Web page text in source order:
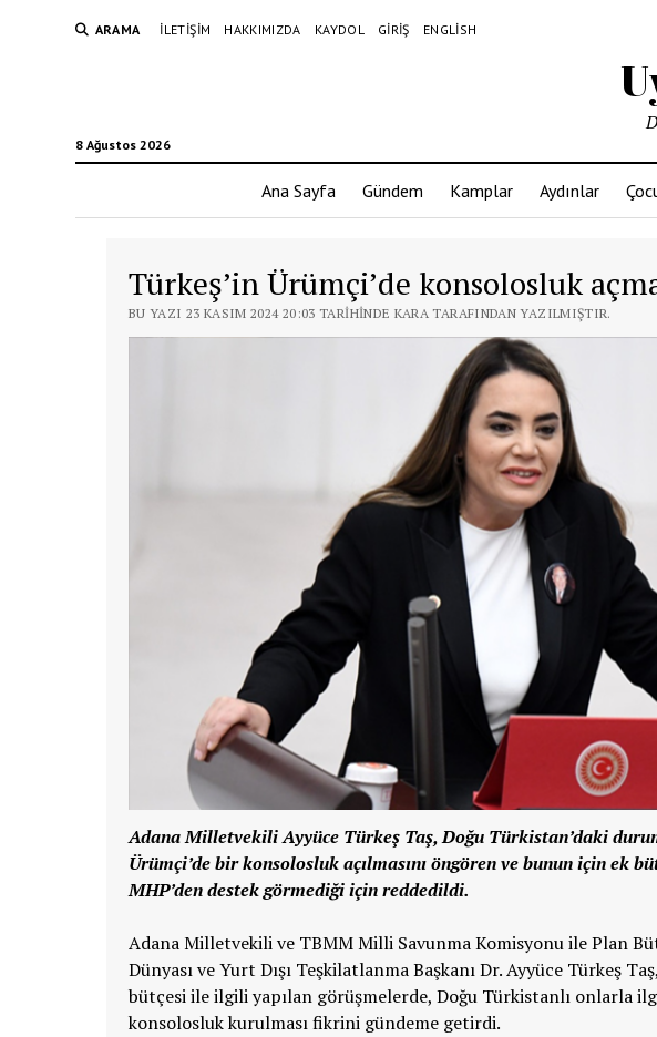
ARAMA İLETIŞIM HAKKIMIZDA KAYDOL GIRIŞ ENGLISH
8 Ağustos 2026
Ana Sayfa Gündem Kamplar Aydınlar
Türkeş’in Ürümçi’de konsolosluk
BU YAZI 23 KASIM 2024 20:03 TARIHINDE KARA TARAFINDAN YAZILMIŞTIR.
Adana Milletvekili Ayyüce Türkeş Taş, Doğu Türkistan’daki
Ürümçi’de bir konsolosluk açılmasını öngören ve bunun için ek
MHP’den destek görmediği için reddedildi.
Adana Milletvekili ve TBMM Milli Savunma Komisyonu ile Plan
Dünyası ve Yurt Dışı Teşkilatlanma Başkanı Dr. Ayyüce Türkeş
bütçesi ile ilgili yapılan görüşmelerde, Doğu Türkistanlı onlarla
konsolosluk kurulması fikrini gündeme getirdi.